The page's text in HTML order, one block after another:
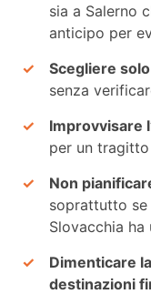
sia a Salerno
anticipo per
Scegliere
senza
Improvvisare
per un
Non
soprattutto
Slovacchia ha
Dimenticare
destinazioni